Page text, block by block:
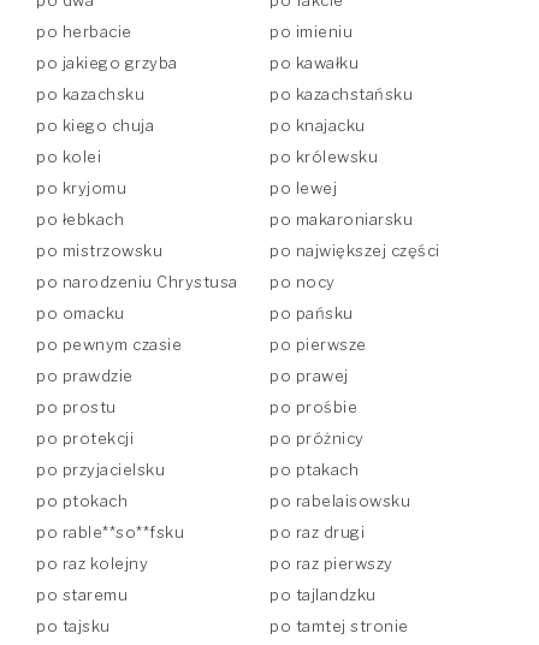
po herbacie
po imieniu
po jakiego grzyba
po kawałku
po kazachsku
po kazachstańsku
po kiego chuja
po knajacku
po kolei
po królewsku
po kryjomu
po lewej
po łebkach
po makaroniarsku
po mistrzowsku
po największej części
po narodzeniu Chrystusa
po nocy
po omacku
po pańsku
po pewnym czasie
po pierwsze
po prawdzie
po prawej
po prostu
po prośbie
po protekcji
po próżnicy
po przyjacielsku
po ptakach
po ptokach
po rabelaisowsku
po rable**so**fsku
po raz drugi
po raz kolejny
po raz pierwszy
po staremu
po tajlandzku
po tajsku
po tamtej stronie